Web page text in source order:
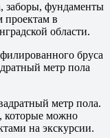
заборы, фундаменты
в
области.
бруса
метр пола
метр пола.
которые можно
на экскурсии.